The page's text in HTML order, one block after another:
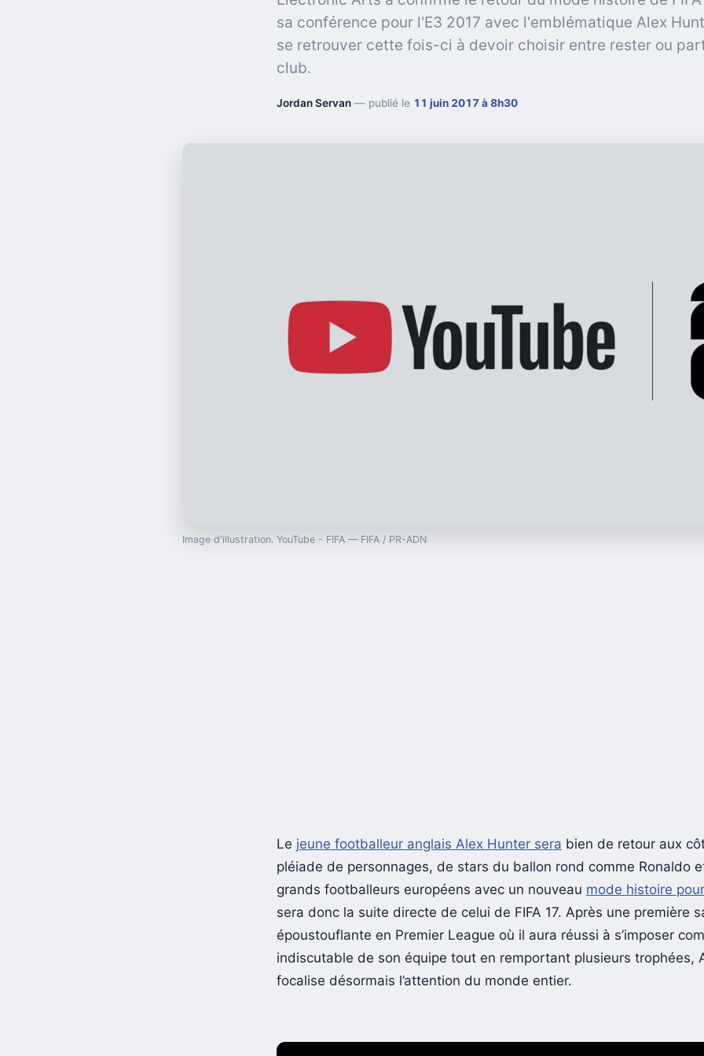
sa conférence pour l'E3 2017 avec l'emblématique Alex
se retrouver cette fois-ci à devoir choisir entre rester ou
club.
Jordan Servan — publié le 11 juin 2017 à 8h30
Image d'illustration. YouTube - FIFA — FIFA / PR-ADN
Le jeune footballeur anglais Alex Hunter sera bien de retour aux
pléiade de personnages, de stars du ballon rond comme Ronaldo
grands footballeurs européens avec un nouveau mode histoire
sera donc la suite directe de celui de FIFA 17. Après une première
époustouflante en Premier League où il aura réussi à s’imposer
indiscutable de son équipe tout en remportant plusieurs trophées,
focalise désormais l’attention du monde entier.